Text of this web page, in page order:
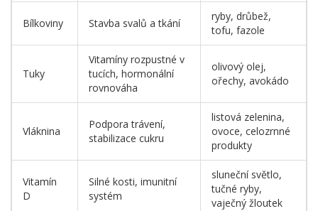
Bílkoviny Stavba svalů a tkání
ryby, drůbež,
tofu, fazole
Tuky
Vitamíny rozpustné v
tucích, hormonální
rovnováha
olivový olej,
ořechy, avokádo
Vláknina
Podpora trávení,
stabilizace cukru
listová zelenina,
ovoce, celozrnné
produkty
Vitamín
D
Silné kosti, imunitní
systém
sluneční světlo,
tučné ryby,
vaječný žloutek